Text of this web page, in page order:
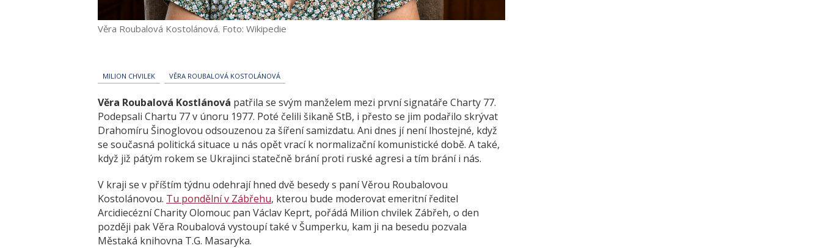
Věra Roubalová Kostolánová. Foto: Wikipedie
MILION CHVILEK VĚRA ROUBALOVÁ KOSTOLÁNOVÁ
Věra Roubalová Kostlánová patřila se svým manželem mezi první signatáře Charty 77.
Podepsali Chartu 77 v únoru 1977. Poté čelili šikaně StB, i přesto se jim podařilo skrývat
Drahomíru Šinoglovou odsouzenou za šíření samizdatu. Ani dnes jí není lhostejné, když
se současná politická situace u nás opět vrací k normalizační komunistické době. A také,
když již pátým rokem se Ukrajinci statečně brání proti ruské agresi a tím brání i nás.
V kraji se v příštím týdnu odehrají hned dvě besedy s paní Věrou Roubalovou
Kostolánovou. Tu pondělní v Zábřehu, kterou bude moderovat emeritní ředitel
Arcidiecézní Charity Olomouc pan Václav Keprt, pořádá Milion chvilek Zábřeh, o den
později pak Věra Roubalová vystoupí také v Šumperku, kam ji na besedu pozvala
Městaká knihovna T.G. Masaryka.